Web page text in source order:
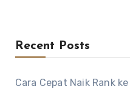
Recent Posts
Cara Cepat Naik Rank